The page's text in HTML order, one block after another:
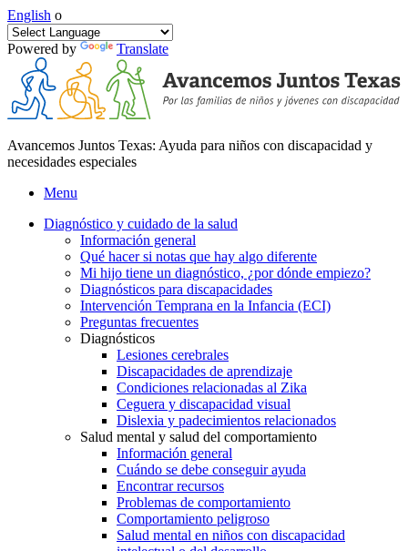
English o
Powered by Translate
Avancemos Juntos Texas: Ayuda para niños con discapacidad y
necesidades especiales
Menu
Diagnóstico y cuidado de la salud
Información general
Qué hacer si notas que hay algo diferente
Mi hijo tiene un diagnóstico, ¿por dónde empiezo?
Diagnósticos para discapacidades
Intervención Temprana en la Infancia (ECI)
Preguntas frecuentes
Diagnósticos
Lesiones cerebrales
Discapacidades de aprendizaje
Condiciones relacionadas al Zika
Ceguera y discapacidad visual
Dislexia y padecimientos relacionados
Salud mental y salud del comportamiento
Información general
Cuándo se debe conseguir ayuda
Encontrar recursos
Problemas de comportamiento
Comportamiento peligroso
Salud mental en niños con discapacidad